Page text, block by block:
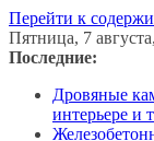
Перейти к
Пятница, 7
Последние:
Дровяные
интерьере и